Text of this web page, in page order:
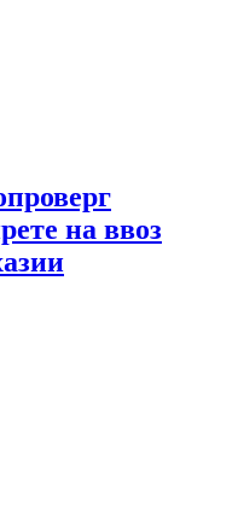
на ввоз